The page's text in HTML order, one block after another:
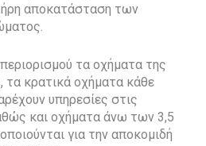
αποκατάσταση των
τα οχήματα της
τα κρατικά οχήματα κάθε
υπηρεσίες στις
και οχήματα άνω των 3,5
για την αποκομιδή